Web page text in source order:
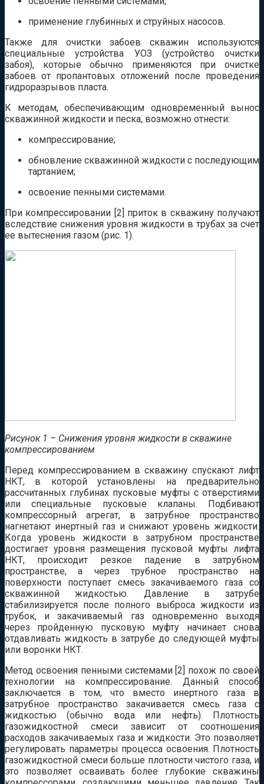
применение глубинных и струйных насосов.
Также для очистки забоев скважин используются
специальные устройства УОЗ (устройство очистки
забоя), которые обычно применяются при очистке
забоев от пропантовых отложений после проведения
гидроразрывов пласта.
К методам, обеспечивающим одновременный вынос
скважинной жидкости и песка, возможно отнести:
компрессирование;
обновление скважинной жидкости с последующим
тартанием;
освоение пенными системами.
При компрессировании [2] приток в скважину получают
вследствие снижения уровня жидкости в трубах за счет
ее вытеснения газом (рис. 1).
Рисунок 1 – Снижения уровня жидкости в скважине
компрессированием
Перед компрессированием в скважину спускают лифт
НКТ, в которой установлены на предварительно
рассчитанных глубинах пусковые муфты с отверстиями
или специальные пусковые клапаны. Подбивают
компрессорный агрегат, в затрубное пространство
нагнетают инертный газ и снижают уровень жидкости.
Когда уровень жидкости в затрубном пространстве
достигает уровня размещения пусковой муфты лифта
НКТ, происходит резкое падение в затрубном
пространстве, а через трубное пространство на
поверхности поступает смесь закачиваемого газа со
скважинной жидкостью. Давление в затрубе
стабилизируется после полного выброса жидкости из
трубок, и закачиваемый газ одновременно выходя
через пройденную пусковую муфту начинает снова
отдавливать жидкость в затрубе до следующей муфты
или воронки НКТ.
Метод освоения пенными системами [2] похож по своей
технологии на компрессирование. Данный способ
заключается в том, что вместо инертного газа в
затрубное пространство закачивается смесь газа с
жидкостью (обычно вода или нефть). Плотность
газожидкостной смеси зависит от соотношения
расходов закачиваемых газа и жидкости. Это позволяет
регулировать параметры процесса освоения. Плотность
газожидкостной смеси больше плотности чистого газа, и
это позволяет осваивать более глубокие скважины